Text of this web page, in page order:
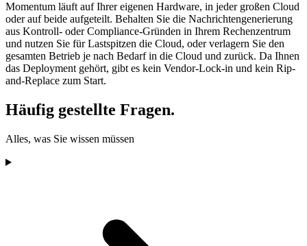
Momentum läuft auf Ihrer eigenen Hardware, in jeder großen Cloud
oder auf beide aufgeteilt. Behalten Sie die Nachrichtengenerierung
aus Kontroll- oder Compliance-Gründen in Ihrem Rechenzentrum
und nutzen Sie für Lastspitzen die Cloud, oder verlagern Sie den
gesamten Betrieb je nach Bedarf in die Cloud und zurück. Da Ihnen
das Deployment gehört, gibt es kein Vendor-Lock-in und kein Rip-
and-Replace zum Start.
Häufig gestellte Fragen.
Alles, was Sie wissen müssen